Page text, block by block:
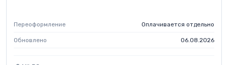
Переоформление Оплачивается отдельно
Обновлено 06.08.2026